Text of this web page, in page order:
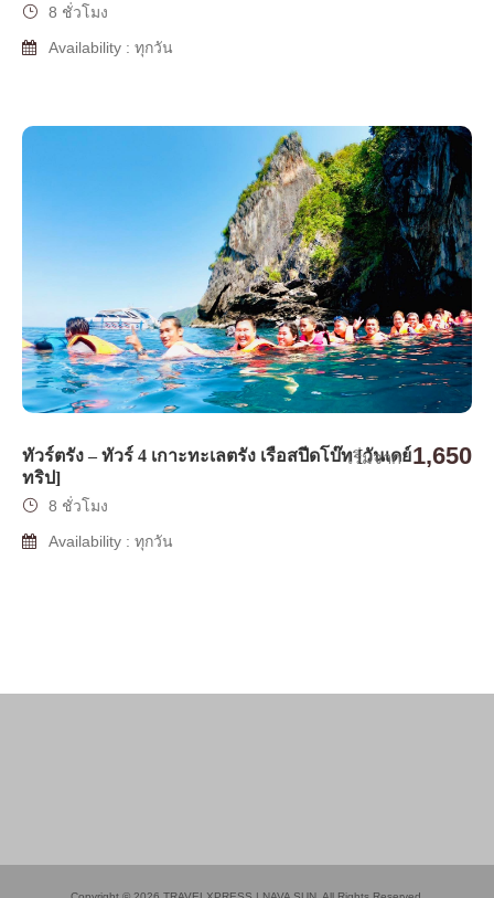
8 ชั่วโมง
Availability : ทุกวัน
ทัวร์ตรัง – ทัวร์ 4 เกาะทะเลตรัง เรือสปีดโบ๊ท [วันเดย์
ทริป]
เริ่มจาก 1,650
8 ชั่วโมง
Availability : ทุกวัน